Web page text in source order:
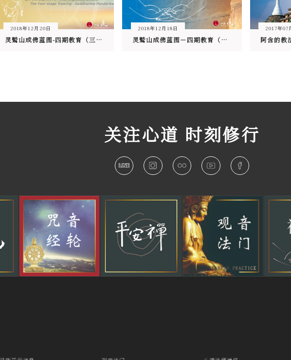
2018年12月20日
灵鹫山成佛蓝图-四期教育（三）法华期
2018年12月18日
灵鹫山成佛蓝图－四期教育（二）般若期
2017年07
阿含的教
关注心道 时刻修行